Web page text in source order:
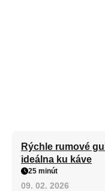
Rýchle rumové
ideálna ku káve
25 minút
09. 02. 2026